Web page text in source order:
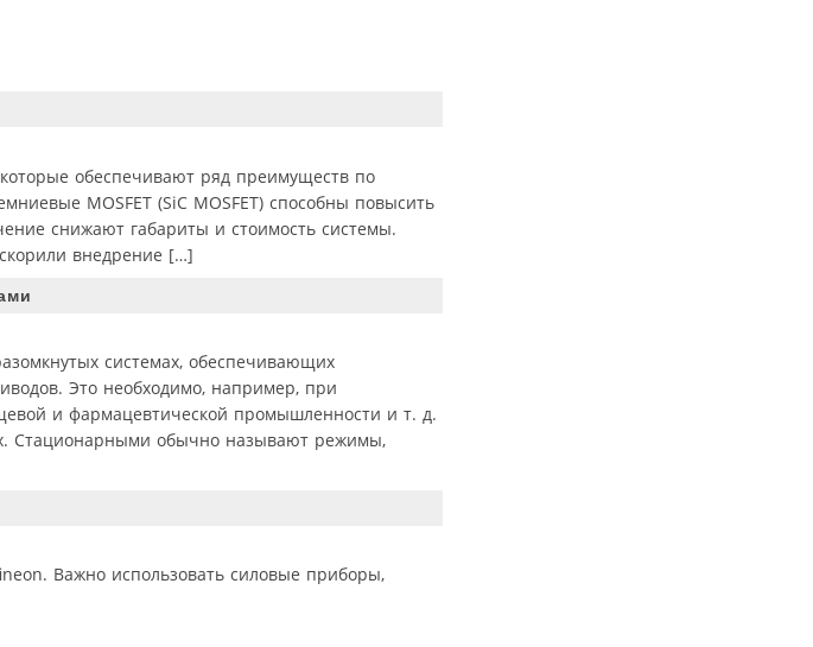
обеспечивают ряд преимуществ по
MOSFET (SiC MOSFET) способны повысить
снижают габариты и стоимость системы.
внедрение […]
системах, обеспечивающих
Это необходимо, например, при
и фармацевтической промышленности и т. д.
Стационарными обычно называют режимы,
Важно использовать силовые приборы,